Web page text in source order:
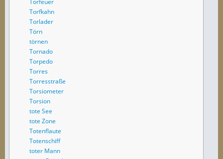
Torfkahn
Torlader
Törn
törnen
Tornado
Torpedo
Torres
Torresstraße
Torsiometer
Torsion
tote See
tote Zone
Totenflaute
Totenschiff
toter Mann